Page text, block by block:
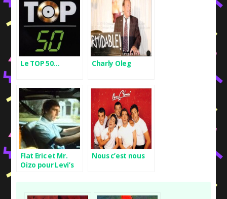
Le TOP 50… Charly Oleg
Flat Eric et Mr.
Oizo pour Levi’s
Nous c’est nous